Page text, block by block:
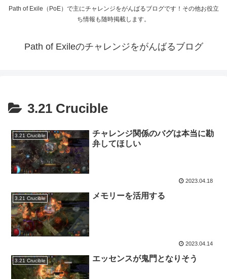
Path of Exile（PoE）で主にチャレンジをがんばるブログです！その他お役立
ち情報も随時掲載します。
Path of Exileのチャレンジをがんばるブログ
3.21 Crucible
3.21 Crucible
チャレンジ関係のバグは本当に勘
弁してほしい
2023.04.18
3.21 Crucible メモリーを活用する
2023.04.14
3.21 Crucible エッセンスが鬼門となりそう